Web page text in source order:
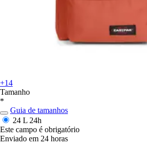
+14
Tamanho
*
Guia de tamanhos
24 L 24h
Este campo é obrigatório
Enviado em 24 horas